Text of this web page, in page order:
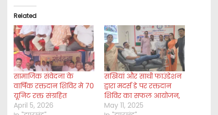
i
n
g
…
Related
सामाजिक संवेदना के
वार्षिक रक्तदान शिविर मे 70
यूनिट रक्त संग्रहित
April 5, 2026
सखियां और साथी फाउंडेशन
द्वारा मदर्स डे पर रक्तदान
शिविर का सफल आयोजन,
May 11, 2025